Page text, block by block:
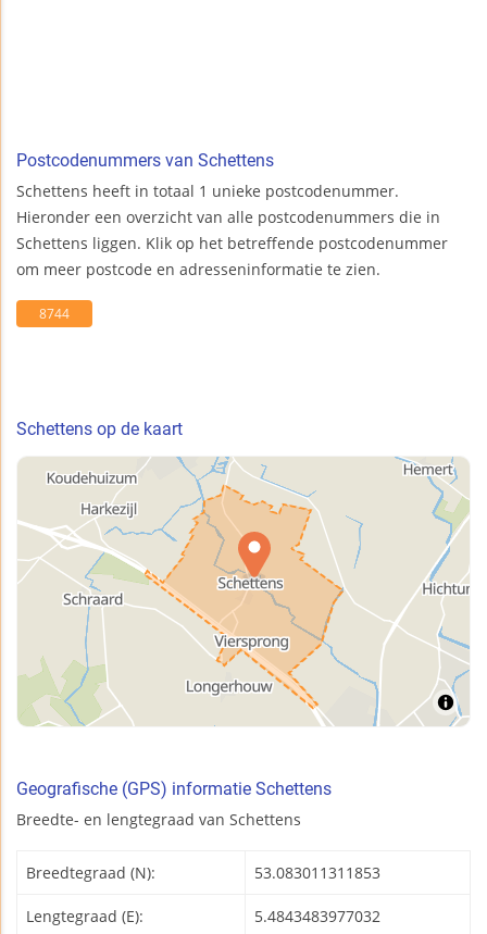
Postcodenummers van Schettens
Schettens heeft in totaal 1 unieke postcodenummer.
Hieronder een overzicht van alle postcodenummers die in
Schettens liggen. Klik op het betreffende postcodenummer
om meer postcode en adresseninformatie te zien.
8744
Schettens op de kaart
Geografische (GPS) informatie Schettens
Breedte- en lengtegraad van Schettens
Breedtegraad (N): 53.083011311853
Lengtegraad (E): 5.4843483977032